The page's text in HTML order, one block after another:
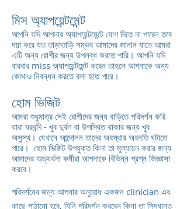
মিস অ্যাপয়েন্টমেন্ট
আপনি যদি আপনার অ্যাপয়েন্টমেন্টে যোগ দিতে না পারেন তবে
দয়া করে যত তাড়াতাড়ি সম্ভব আমাদের জানান যাতে আমরা
এটি অন্য রোগীর জন্য উপলব্ধ করতে পারি। আপনি যদি
বারবার miss অ্যাপয়েন্টমেন্ট করেন তাহলে আপনাকে অন্য
কোথাও নিবন্ধন করতে বলা হতে পারে।
হোম ভিজিট
আমরা শুধুমাত্র সেই রোগীদের জন্য বাড়িতে পরিদর্শন করি
যারা ঘরবন্দি - খুব দুর্বল বা উপস্থিত থাকার জন্য খুব
অসুস্থ। যেখানে আন্দোলন তাদের অবস্থার অবনতি ঘটাতে
পারে। হোম ভিজিট উপযুক্ত কিনা তা মূল্যায়ন করার জন্য
আমাদের অভ্যর্থনা কর্মীরা আপনাকে বিভিন্ন প্রশ্ন জিজ্ঞাসা
করবে।
পরিদর্শনের জন্য আপনার অনুরোধ একজন clinician এর
কাছে পাঠানো হবে, যিনি পরিদর্শন করবেন কিনা তা সিদ্ধান্ত